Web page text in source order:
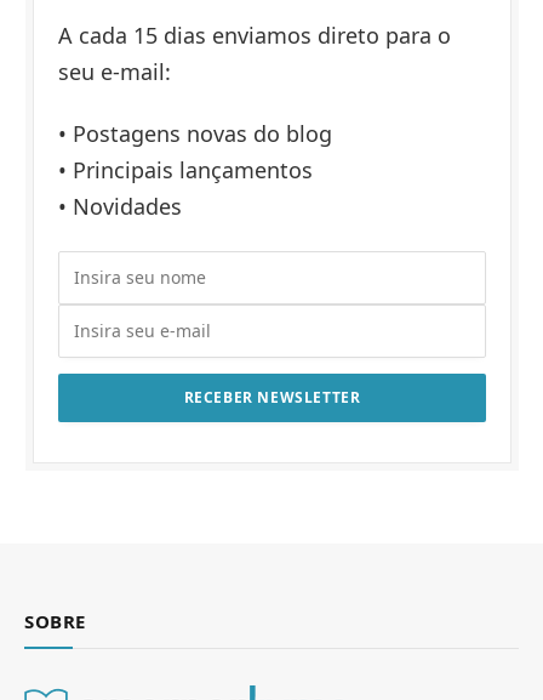
A cada 15 dias enviamos direto para o
seu e-mail:
• Postagens novas do blog
• Principais lançamentos
• Novidades
SOBRE